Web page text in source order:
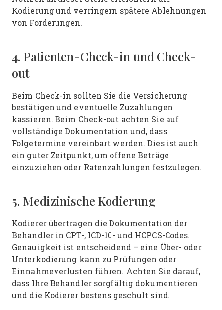
Kodierung und verringern spätere Ablehnungen
von Forderungen.
4. Patienten-Check-in und Check-
out
Beim Check-in sollten Sie die Versicherung
bestätigen und eventuelle Zuzahlungen
kassieren. Beim Check-out achten Sie auf
vollständige Dokumentation und, dass
Folgetermine vereinbart werden. Dies ist auch
ein guter Zeitpunkt, um offene Beträge
einzuziehen oder Ratenzahlungen festzulegen.
5. Medizinische Kodierung
Kodierer übertragen die Dokumentation der
Behandler in CPT-, ICD-10- und HCPCS-Codes.
Genauigkeit ist entscheidend – eine Über- oder
Unterkodierung kann zu Prüfungen oder
Einnahmeverlusten führen. Achten Sie darauf,
dass Ihre Behandler sorgfältig dokumentieren
und die Kodierer bestens geschult sind.